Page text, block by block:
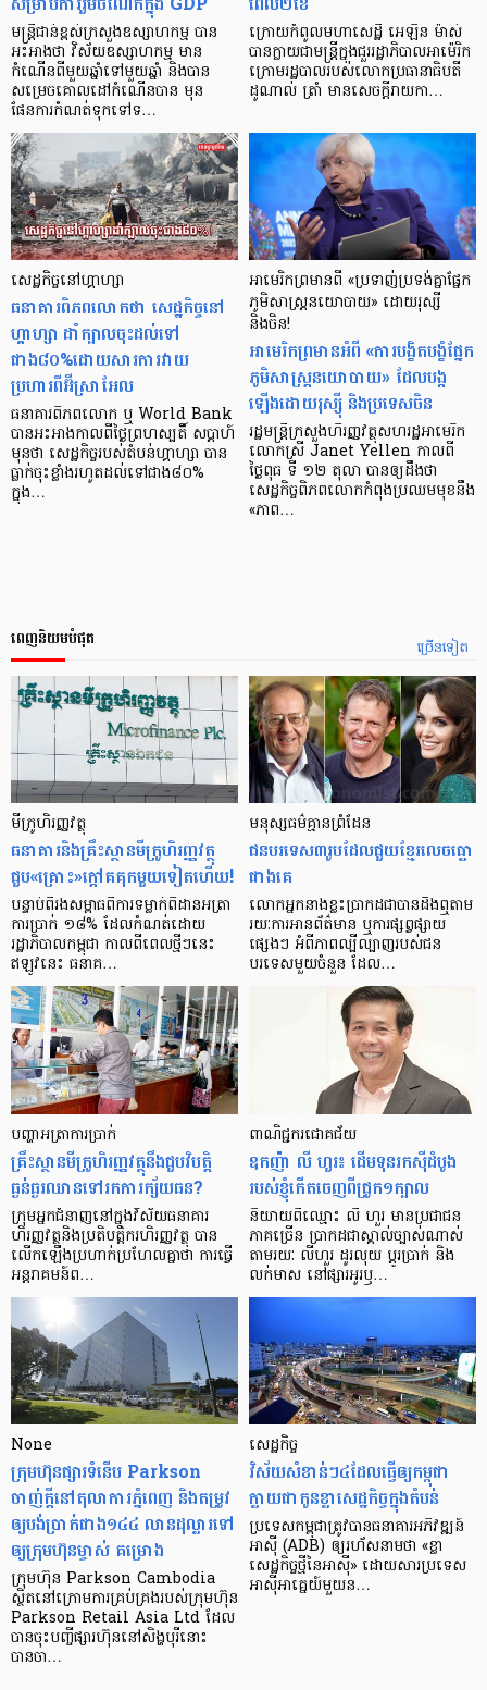
មន្ត្រីជាន់ខ្ពស់ក្រសួងឧស្សាហកម្ម បាន
អះអាងថា វិស័យឧស្សាហកម្ម មាន
កំណើនពីមួយឆ្នាំទៅមួយឆ្នាំ និងបាន
សម្រេចគោលដៅកំណើនបាន មុន
ផែនការកំណត់ទុកទៅទ…
ក្រោយកំពូលមហាសេដ្ឋី អេឡិន ម៉ាស់
បានក្លាយជាមន្រ្តីក្នុងជួររដ្ឋាភិបាលអាម៉េរិក
ក្រោមរដ្ឋបាលរបស់លោកប្រធានាធិបតី
ដូណាល់ ត្រាំ មានសេចក្តីរាយកា…
សេដ្ឋកិច្ចនៅហ្គាហ្សា
ធនាគារពិភពលោកថា សេដ្ឋកិច្ចនៅ
ហ្គាហ្សា ដាំក្បាលចុះដល់ទៅ
ជាង៨០%ដោយសារការវាយ
ប្រហារពីអ៊ីស្រាអែល
ធនាគារពិភពលោក ឬ World Bank
បានអះអាងកាលពីថ្ងៃព្រហស្បតិ៍ សប្ដាហ៍
មុនថា សេដ្ឋកិច្ចរបស់តំបន់ហ្គាហ្សា បាន
ធ្លាក់ចុះខ្លាំងរហូតដល់ទៅជាង៨០%
ក្នុង…
អាមេរិកព្រមានពី «ប្រទាញ់ប្រទង់គ្នាផ្នែក
ភូមិសាស្ត្រនយោបាយ» ដោយរុស្សី
និងចិន!
អាមេរិកព្រមានអំពី «ការបង្ខិតបង្ខំផ្នែក
ភូមិសាស្ត្រនយោបាយ» ដែលបង្ក
ឡើងដោយរុស្ស៊ី និងប្រទេសចិន
រដ្ឋមន្ត្រីក្រសួងហិរញ្ញវត្ថុសហរដ្ឋអាមេរិក
លោកស្រី Janet Yellen កាលពី
ថ្ងៃពុធ ទី ១២ តុលា បានឲ្យដឹងថា
សេដ្ឋកិច្ចពិភពលោកកំពុងប្រឈមមុខនឹង
«ភាព…
ច្រើនទៀត
ពេញនិយមបំផុត
មីក្រូ​ហិរញ្ញវត្ថុ
ធនាគារ​និង​គ្រឹះស្ថាន​មីក្រូ​ហិរញ្ញវត្ថុ​
ជួប«គ្រោះ»ក្តៅ​គគុក​មួយ​ទៀត​ហើយ!
បន្ទាប់​ពី​រង​សម្ពាធ​​ពី​ការ​ទម្លាក់​ពិដាន​អត្រា​
ការ​ប្រាក់ ១៨​% ដែល​កំណត់​ដោយ​
រដ្ឋាភិបាល​កម្ពុជា កាល​ពី​ពេល​ថ្មីៗ​នេះ
ឥឡូវ​នេះ ធនាគ…
មនុស្ស​ធម៌​គ្មាន​ព្រំដែន
ជន​បរទេស​៣​រូប​ដែល​ជួយ​ខ្មែរ​លេច​ធ្លោ​
ជាង​គេ
លោកអ្នក​នាង​ខ្លះ​ប្រាកដ​ជា​បាន​​ដឹង​ឮ​តាម​
រយៈ​ការ​អាន​ព័ត៌មាន ឬ​ការ​ផ្សព្វផ្សាយ​
ផ្សេងៗ អំពី​ភាព​ល្បីល្បាញ​របស់​ជន​
បរទេស​មួយ​ចំនួន ដែល…
បញ្ហា​អត្រា​ការប្រាក់
គ្រឹះស្ថាន​មីក្រូ​ហិរញ្ញវត្ថុ​នឹង​ជួប​វិបត្តិ​
ធ្ងន់ធ្ងរ​ឈាន​ទៅ​រក​ការ​ក្ស័យធន?
ក្រុម​អ្នក​ជំនាញ​នៅ​ក្នុង​វិស័យ​ធនាគារ
ហិរញ្ញវត្ថុ​និង​ប្រតិបត្តិករ​ហិរញ្ញ​វត្ថុ បាន​​
លើក​ឡើង​ប្រហាក់​ប្រហែល​គ្នា​ថា ការ​ធ្វើ​
អន្តរាគមន៍​ព…
ពាណិជ្ជករជោគជ័យ
ឧកញ៉ា លី ហួរ៖ ដើមទុនរកស៊ីដំបូង
របស់ខ្ញុំកើតចេញពីជ្រូក១ក្បាល
និយាយ​ពី​ឈ្មោះ លី ហួរ មាន​ប្រជាជន​
ភាគ​ច្រើន ប្រាកដ​ជា​ស្គាល់​ច្បាស់​ណាស់
តាមរយៈ លីហួរ ដូរ​លុយ ប្តូរ​បា្រក់ និង​
លក់​មាស នៅ​ផ្សារ​អូរ​ឫ…
None
ក្រុមហ៊ុនផ្សារទំនើប Parkson
ចាញ់ក្ដីនៅតុលាការភ្នំពេញ និងតម្រូវ
ឲ្យបង់ប្រាក់ជាង១៤៤ លានដុល្លារទៅ
ឲ្យក្រុមហ៊ុនម្ចាស់ គម្រោង
ក្រុមហ៊ុន Parkson Cambodia
ស្ថិតនៅក្រោមការគ្រប់គ្រងរបស់ក្រុមហ៊ុន
Parkson Retail Asia Ltd ដែល
បានចុះបញ្ចីផ្សារហ៊ុននៅសិង្ហបុរីនោះ
បានចា…
សេដ្ឋកិច្ច​
វិស័យ​សំខាន់ៗ​៤​ដែល​ធ្វើ​ឲ្យ​កម្ពុជា​
ក្លាយ​ជា​កូន​ខ្លា​សេដ្ឋកិច្ច​ក្នុង​តំបន់
ប្រទេស​កម្ពុជា​ត្រូវ​បាន​ធនាគារ​អភិវឌ្ឍន៍​
អាស៊ី (ADB) ឲ្យ​រហ័ស​នាមថា «ខ្លា​
សេដ្ឋកិច្ច​ថ្មី​នៃ​អាស៊ី» ដោយសារ​ប្រទេស​
អាស៊ី​អាគ្នេយ៍​មួយ​ន…